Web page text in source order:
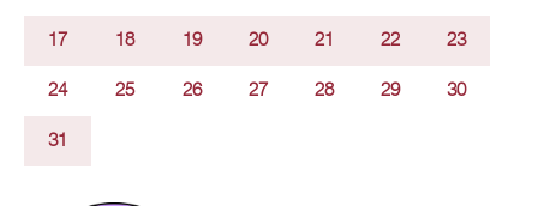
17 18 19 20 21 22 23
24 25 26 27 28 29 30
31